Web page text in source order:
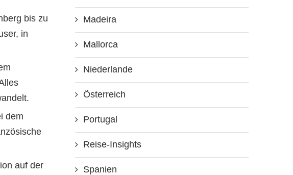
bis zu
in
dem
auf der
Madeira
Mallorca
Niederlande
Österreich
Portugal
Reise-Insights
Spanien